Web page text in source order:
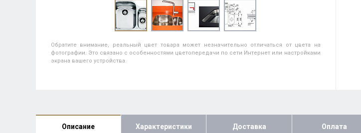
Обратите внимание, реальный цвет товара может незначительно отличаться от цвета на
фотографии. Это связано с особенностями цветопередачи по сети Интернет или настройками
экрана вашего устройства.
Описание Характеристики Доставка Оплата